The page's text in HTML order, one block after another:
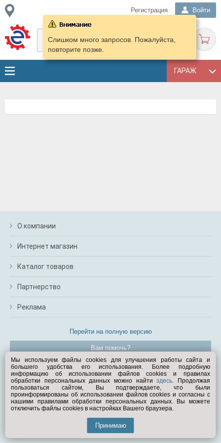
Регистрация Войти
ГАРАЖ
Слишком много запросов. Пожалуйста,
повторите позже.
О компании
Интернет магазин
Каталог товаров
Партнерство
Реклама
Перейти на полную версию
Вам помочь?
© Exist.ru 1998—2026
Мы используем файлы cookies для улучшения работы сайта и
большего удобства его использования. Более подробную
информацию об использовании файлов cookies и правилах
обработки персональных данных можно найтиздесь. Продолжая
пользоваться сайтом, Вы подтверждаете, что были
проинформированы об использовании файлов cookies и согласны с
нашими правилами обработки персональных данных. Вы можете
отключить файлы cookies в настройках Вашего браузера.
Принимаю